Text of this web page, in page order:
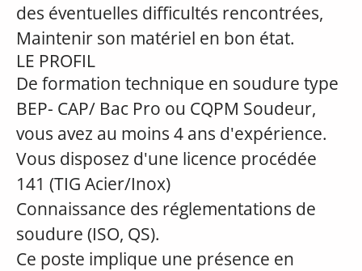
des éventuelles difficultés rencontrées,
Maintenir son matériel en bon état.
LE PROFIL
De formation technique en soudure type
BEP- CAP/ Bac Pro ou CQPM Soudeur,
vous avez au moins 4 ans d'expérience.
Vous disposez d'une licence procédée
141 (TIG Acier/Inox)
Connaissance des réglementations de
soudure (ISO, QS).
Ce poste implique une présence en